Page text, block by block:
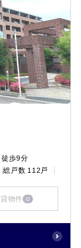
歩9分
総戸数 112戸
物件 0